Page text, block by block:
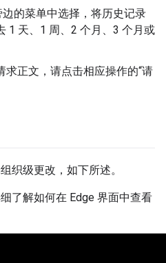
边的菜单中选择，将历史记录
1 天、1 周、2 个月、3 个月或
求正文，请点击相应操作的“请
织级更改，如下所述。
了解如何在 Edge 界面中查看